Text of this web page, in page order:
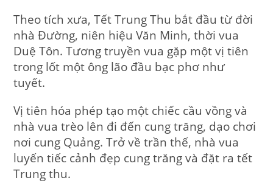
Theo tích xưa, Tết Trung Thu bắt đầu từ đời
nhà Ðường, niên hiệu Văn Minh, thời vua
Duệ Tôn. Tương truyền vua gặp một vị tiên
trong lốt một ông lão đầu bạc phơ như
tuyết.
Vị tiên hóa phép tạo một chiếc cầu vồng và
nhà vua trèo lên đi đến cung trăng, dạo chơi
nơi cung Quảng. Trở về trần thế, nhà vua
luyến tiếc cảnh đẹp cung trăng và đặt ra tết
Trung thu.